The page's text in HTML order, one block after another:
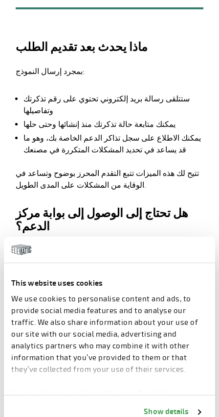
This website uses cookies
We use cookies to personalise content and ads, to
provide social media features and to analyse our
traffic. We also share information about your use of
our site with our social media, advertising and
analytics partners who may combine it with other
information that you’ve provided to them or that
they’ve collected from your use of their services.
You can change cookie preferences from the
Show details
ماذا يحدث بعد تقديم الطلب
بمجرد إرسال النموذج:
ستتلقى رسالة بريد إلكتروني تحتوي على رقم تذكرتك
وتفاصيلها
يمكنك متابعة حالة تذكرتك منذ إنشائها وحتى حلها
يمكنك الاطلاع على سجل تذاكر الدعم الخاصة بك، وهو ما
قد يساعد في تحديد المشكلات المتكررة في مصنعك
تتيح لك هذه الميزات تتبع التقدم المحرز بوضوح وتساعد في
الوقاية من المشكلات على المدى الطويل.
هل تحتاج إلى الوصول إلى بوابة مركز
الدعم؟
املأ نموذج الاتصال
أدخل "طلب تسجيل دخول المستخدم" في خانة الموضوع
سيتصل بك أحد خبراء مكتب الدعم الفني لتزويدك بتفاصيل
قبل الاتصال بمكتب الدعم الفني